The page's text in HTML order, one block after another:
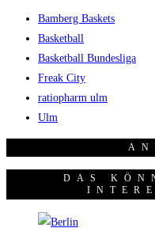
Bamberg Baskets
Basketball
Basketball Bundesliga
Freak City
ratiopharm ulm
Ulm
DAS